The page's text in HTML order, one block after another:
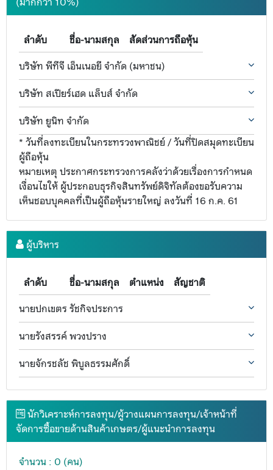
ลำดับ ชื่อ-นามสกุล
สัดส่วนการถือหุ้น
บริษัท พีทีจี เอ็นเนอยี จำกัด (มหาชน)
บริษัท สเปียร์เฮด แล็บส์ จำกัด
บริษัท ยูนิท จำกัด
* วันที่ลงทะเบียนในกระทรวงพาณิชย์ / วันที่ปิดสมุดทะเบียน
ผู้ถือหุ้น
หมายเหตุ ประกาศกระทรวงการคลังว่าด้วยเรื่องการกำหนด
เงื่อนไขให้ ผู้ประกอบธุรกิจสินทรัพย์ดิจิทัลต้องขอรับความ
เห็นชอบบุคคลที่เป็นผู้ถือหุ้นรายใหญ่ ลงวันที่ 16 ก.ค. 61
ผู้บริหาร
ลำดับ ชื่อ-นามสกุล ตำแหน่ง
สัญชาติ
นายปกเขตร รัชกิจประการ
นายรังสรรค์ พวงปราง
นายจักรชลัช พิบูลธรรมศักดิ์
นักวิเคราะห์การลงทุน/ผู้วางแผนการลงทุน/เจ้าหน้าที่
จัดการซื้อขายด้านสินค้าเกษตร/ผู้แนะนำการลงทุน
จำนวน : 0 (คน)